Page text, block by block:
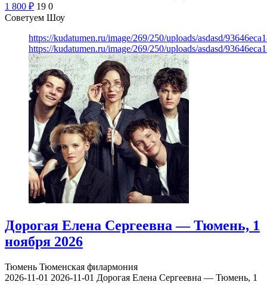
1 800 ₽ 19 0
Советуем Шоу
https://kudatumen.ru/image/269/250/uploads/asdasd/
https://kudatumen.ru/image/269/250/uploads/asdasd/
Дорогая Елена Сергеевна — Тюмень, 1
ноября 2026
Тюмень Тюменская филармония
2026-11-01 2026-11-01 Дорогая Елена Сергеевна — Тюмень, 1